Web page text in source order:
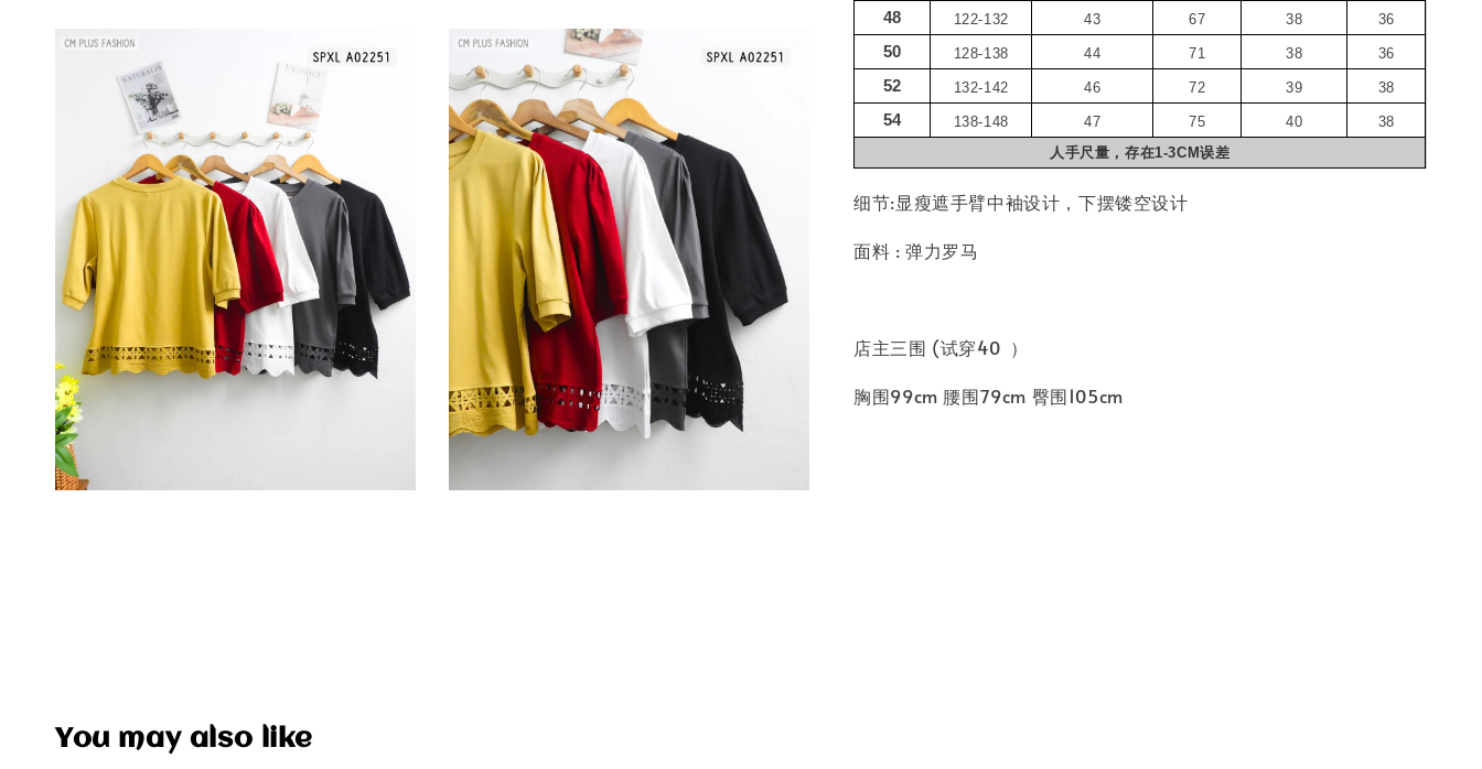
48 122-132 43 67 38 36
50 128-138 44 71 38 36
52 132-142 46 72 39 38
54 138-148 47 75 40
38
人手尺量，存在1-3CM误差
细节:显瘦遮手臂中袖设计，下摆镂空设计
面料 : 弹力罗马
店主三围 (试穿40 ）
胸围99cm 腰围79cm 臀围105cm
You may also like